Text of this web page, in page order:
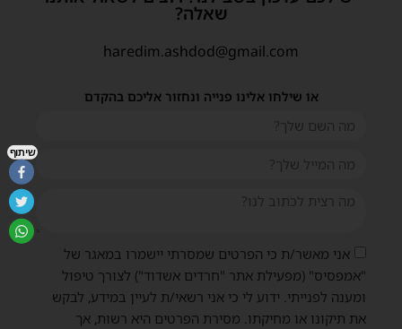
שאלה?
haredim.ashdod@gmail.com
או שילחו אלינו פנייה ונחזור אליכם בהקדם
אני מאשר/ת כי הפרטים שמסרתי יישמרו במאגר של
"אמפסיס" (מפעילת אתר "חרדים אשדוד") לצורך טיפול
ומענה לפנייתי. ידוע לי כי אני רשאי/ת לעיין במידע, לבקש
את תיקונו או מחיקתו. מסירת הפרטים היא רשות, אך
שיתוף